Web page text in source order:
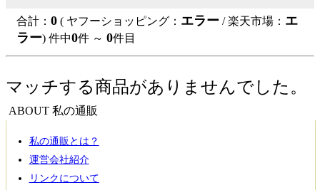
合計： 0 ( ヤフーショッピング： エラー / 楽天市場： エ
ラー) 件中0件 ～ 0件目
マッチする商品がありませんでした。
ABOUT 私の通販
私の通販とは？
運営会社紹介
リンクについて